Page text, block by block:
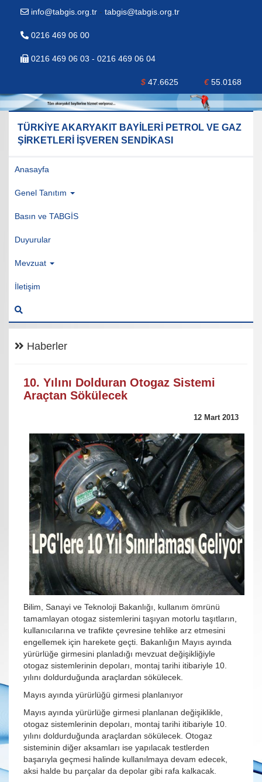
info@tabgis.org.tr - tabgis@tabgis.org.tr
0216 469 06 00
0216 469 06 03 - 0216 469 06 04
$ 47.6625 €55.0168
TÜRKİYE AKARYAKIT BAYİLERİ PETROL VE GAZ
ŞİRKETLERİ İŞVEREN SENDİKASI
Anasayfa
Genel Tanıtım
Basın ve TABGİS
Duyurular
Mevzuat
İletişim
Haberler
10. Yılını Dolduran Otogaz Sistemi
Araçtan Sökülecek
12 Mart 2013
Bilim, Sanayi ve Teknoloji Bakanlığı, kullanım ömrünü
tamamlayan otogaz sistemlerini taşıyan motorlu taşıtların,
kullanıcılarına ve trafikte çevresine tehlike arz etmesini
engellemek için harekete geçti. Bakanlığın Mayıs ayında
yürürlüğe girmesini planladığı mevzuat değişikliğiyle
otogaz sistemlerinin depoları, montaj tarihi itibariyle 10.
yılını doldurduğunda araçlardan sökülecek.
Mayıs ayında yürürlüğü girmesi planlanıyor
Mayıs ayında yürürlüğe girmesi planlanan değişiklikle,
otogaz sistemlerinin depoları, montaj tarihi itibariyle 10.
yılını doldurduğunda araçlardan sökülecek. Otogaz
sisteminin diğer aksamları ise yapılacak testlerden
başarıyla geçmesi halinde kullanılmaya devam edecek,
aksi halde bu parçalar da depolar gibi rafa kalkacak.